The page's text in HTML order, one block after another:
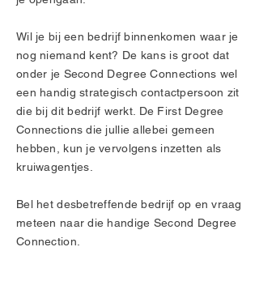
Wil je bij een bedrijf binnenkomen waar je
nog niemand kent? De kans is groot dat
onder je Second Degree Connections wel
een handig strategisch contactpersoon zit
die bij dit bedrijf werkt. De First Degree
Connections die jullie allebei gemeen
hebben, kun je vervolgens inzetten als
kruiwagentjes.
Bel het desbetreffende bedrijf op en vraag
meteen naar die handige Second Degree
Connection.